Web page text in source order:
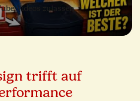
Videos zulassen
trifft auf